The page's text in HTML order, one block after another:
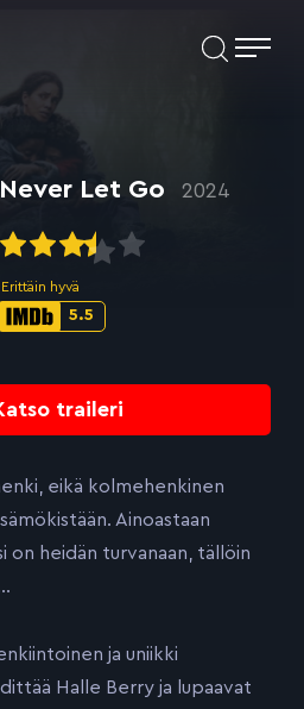
traileri
Never Let Go 2024
Erittäin hyvä
IMDb-
5.5
eikä kolmehenkinen
Ainoastaan
heidän turvanaan, tällöin
ja uniikki
Halle Berry ja lupaavat